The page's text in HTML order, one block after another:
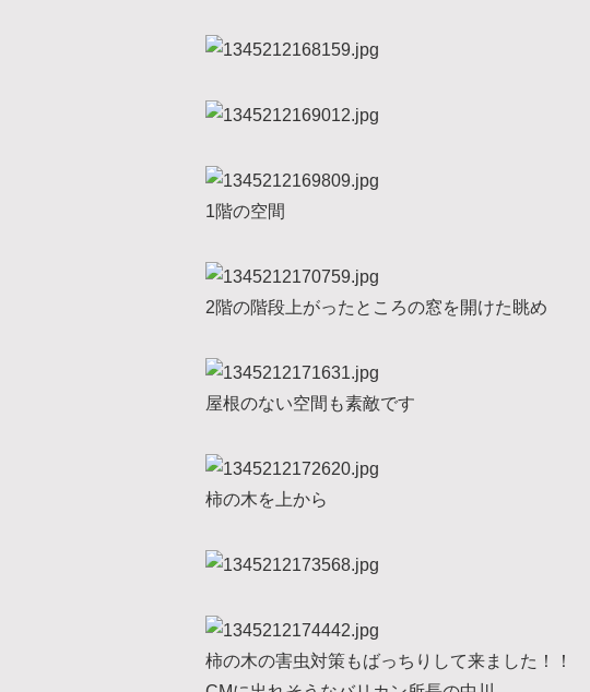
1階の空間
2階の階段上がったところの窓を開けた眺め
屋根のない空間も素敵です
柿の木を上から
柿の木の害虫対策もばっちりして来ました！！